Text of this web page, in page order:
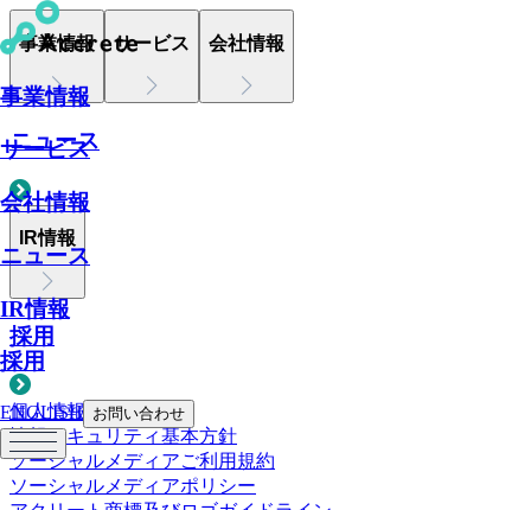
事業情報
サービス
会社情報
ニュース
IR情報
採用
ENGLISH お問い合わせ
事業情報 サービス 会社情報
ニュース
IR情報
採用
個人情報について
情報セキュリティ基本方針
ソーシャルメディアご利用規約
ソーシャルメディアポリシー